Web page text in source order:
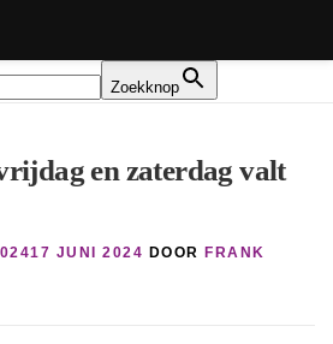
Zoekknop
en zaterdag valt
17 JUNI 2024 DOOR FRANK